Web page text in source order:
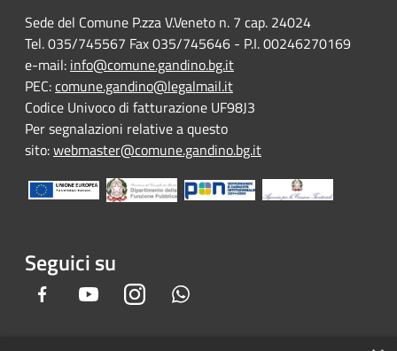
Sede del Comune P.zza V.Veneto n. 7 cap. 24024
Tel. 035/745567 Fax 035/745646 - P.I. 00246270169
e-mail: info@comune.gandino.bg.it
PEC:comune.gandino@legalmail.it
Codice Univoco di fatturazione UF98J3
Per segnalazioni relative a questo
sito:webmaster@comune.gandino.bg.it
Seguici su
Facebook YoutubeInstagram